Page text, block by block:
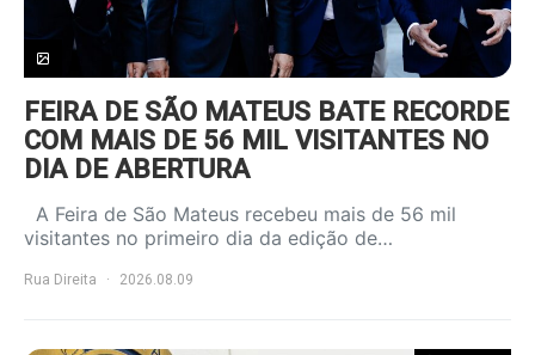
FEIRA DE SÃO MATEUS BATE RECORDE
COM MAIS DE 56 MIL VISITANTES NO
DIA DE ABERTURA
A Feira de São Mateus recebeu mais de 56 mil
visitantes no primeiro dia da edição de…
Rua Direita 2026.08.09